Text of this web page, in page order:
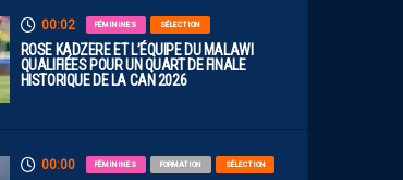
00:02 FÉMININES SÉLECTION
ROSE KADZERE ET L’ÉQUIPE DU MALAWI
QUALIFIÉES POUR UN QUART DE FINALE
HISTORIQUE DE LA CAN 2026
00:00 FÉMININES FORMATION SÉLECTION